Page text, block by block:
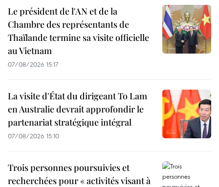
Le président de l'AN et de la
Chambre des représentants de
Thaïlande termine sa visite officielle
au Vietnam
07/08/2026 15:17
La visite d'État du dirigeant To Lam
en Australie devrait approfondir le
partenariat stratégique intégral
07/08/2026 15:10
Trois personnes poursuivies et
recherchées pour « activités visant à